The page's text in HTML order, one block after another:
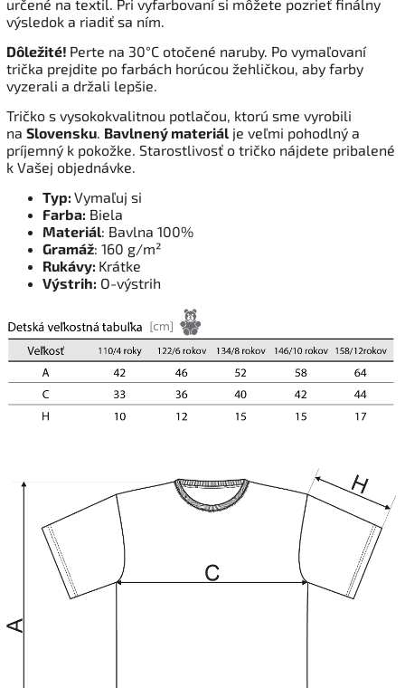
určené na textil. Pri vyfarbovaní si môžete pozrieť finálny
výsledok a riadiť sa ním.
Dôležité! Perte na 30°C otočené naruby. Po vymaľovaní
trička prejdite po farbách horúcou žehličkou, aby farby
vyzerali a držali lepšie.
Tričko s vysokokvalitnou potlačou, ktorú sme vyrobili
na Slovensku. Bavlnený materiál je veľmi pohodlný a
príjemný k pokožke. Starostlivosť o tričko nájdete pribalené
k Vašej objednávke.
Typ: Vymaľuj si
Farba: Biela
Materiál: Bavlna 100%
Gramáž: 160 g/m²
Rukávy: Krátke
Výstrih: O-výstrih